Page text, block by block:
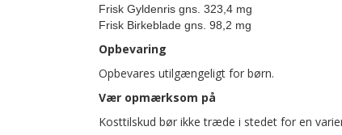
Frisk Gyldenris gns. 323,4 mg
Frisk Birkeblade gns. 98,2 mg
Opbevaring
Opbevares utilgængeligt for børn.
Vær opmærksom på
Kosttilskud bør ikke træde i stedet for en